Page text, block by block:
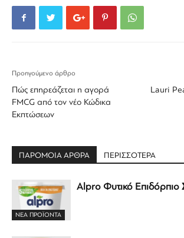
Προηγούμενο άρθρο
Πώς επηρεάζεται η αγορά
FMCG από τον νέο Κώδικα
Εκπτώσεων
Lauri
ΠΑΡΟΜΟΙΑ ΑΡΘΡΑ ΠΕΡΙΣΣΟΤΕΡΑ
ΝΕΑ ΠΡΟΪΟΝΤΑ
Alpro Φυτικό Επιδόρπιο